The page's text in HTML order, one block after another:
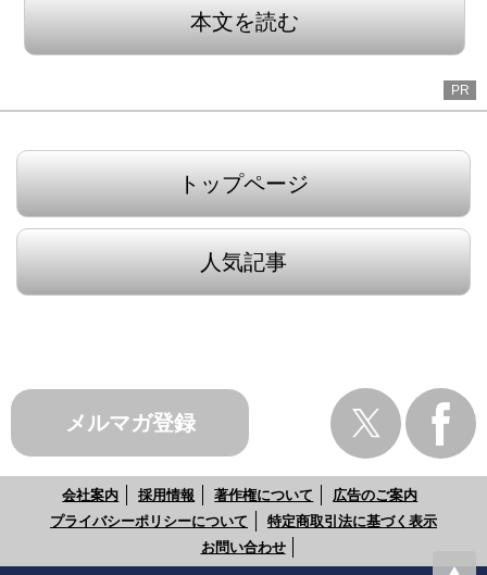
本文を読む
PR
トップページ
人気記事
メルマガ登録
会社案内 採用情報 著作権について
広告のご案内
プライバシーポリシーについて
特定商取引法に基づく表示
お問い合わせ